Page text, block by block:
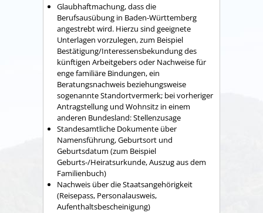
Glaubhaftmachung, dass die
Berufsausübung in Baden-Württemberg
angestrebt wird. Hierzu sind geeignete
Unterlagen vorzulegen, zum Beispiel
Bestätigung/Interessensbekundung des
künftigen Arbeitgebers oder Nachweise für
enge familiäre Bindungen, ein
Beratungsnachweis beziehungsweise
sogenannte Standortvermerk; bei vorheriger
Antragstellung und Wohnsitz in einem
anderen Bundesland: Stellenzusage
Standesamtliche Dokumente über
Namensführung, Geburtsort und
Geburtsdatum (zum Beispiel
Geburts-/Heiratsurkunde, Auszug aus dem
Familienbuch)
Nachweis über die Staatsangehörigkeit
(Reisepass, Personalausweis,
Aufenthaltsbescheinigung)